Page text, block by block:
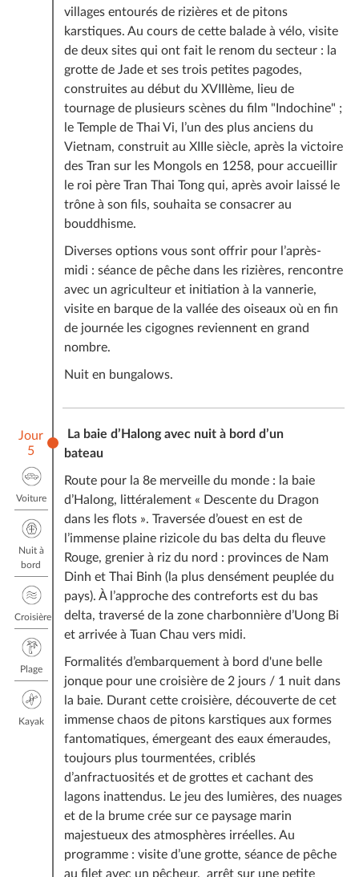
villages entourés de rizières et de pitons
karstiques. Au cours de cette balade à vélo, visite
de deux sites qui ont fait le renom du secteur : la
grotte de Jade et ses trois petites pagodes,
construites au début du XVIIIème, lieu de
tournage de plusieurs scènes du film "Indochine" ;
le Temple de Thai Vi, l’un des plus anciens du
Vietnam, construit au XIIIe siècle, après la victoire
des Tran sur les Mongols en 1258, pour accueillir
le roi père Tran Thai Tong qui, après avoir laissé le
trône à son fils, souhaita se consacrer au
bouddhisme.
Diverses options vous sont offrir pour l’après-
midi : séance de pêche dans les rizières, rencontre
avec un agriculteur et initiation à la vannerie,
visite en barque de la vallée des oiseaux où en fin
de journée les cigognes reviennent en grand
nombre.
Nuit en bungalows.
Jour
5
La baie d’Halong avec nuit à bord d’un
bateau
Route pour la 8e merveille du monde : la baie
d’Halong, littéralement « Descente du Dragon
dans les flots ». Traversée d’ouest en est de
l’immense plaine rizicole du bas delta du fleuve
Rouge, grenier à riz du nord : provinces de Nam
Dinh et Thai Binh (la plus densément peuplée du
pays). À l’approche des contreforts est du bas
delta, traversé de la zone charbonnière d’Uong Bi
et arrivée à Tuan Chau vers midi.
Formalités d’embarquement à bord d'une belle
jonque pour une croisière de 2 jours / 1 nuit dans
la baie. Durant cette croisière, découverte de cet
immense chaos de pitons karstiques aux formes
fantomatiques, émergeant des eaux émeraudes,
toujours plus tourmentées, criblés
d’anfractuosités et de grottes et cachant des
lagons inattendus. Le jeu des lumières, des nuages
et de la brume crée sur ce paysage marin
majestueux des atmosphères irréelles. Au
programme : visite d’une grotte, séance de pêche
au filet avec un pêcheur, arrêt sur une petite
Voiture
Nuit à
bord
Croisière
Plage
Kayak